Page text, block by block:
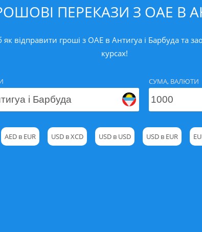
ПЕРЕКАЗИ З ОАЕ В
відправити гроші з ОАЕ в Антигуа і Барбуда та
курсах!
СУМА, ВАЛЮТИ
AED в EUR USD в XCD USD в USD USD в EUR